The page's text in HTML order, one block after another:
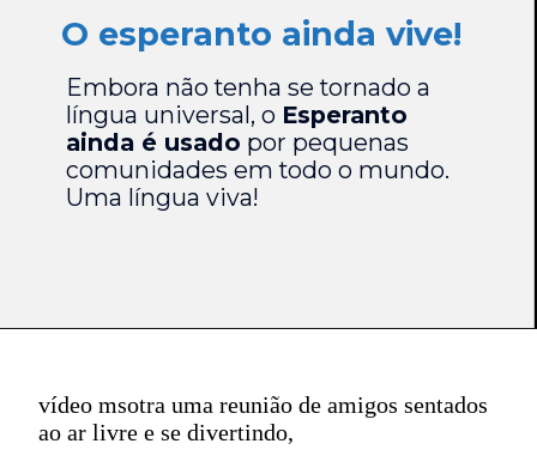
O esperanto ainda vive!
Embora não tenha se tornado a
língua universal, o Esperanto
ainda é usado por pequenas
comunidades em todo o mundo.
Uma língua viva!
vídeo msotra uma reunião de amigos sentados
ao ar livre e se divertindo,